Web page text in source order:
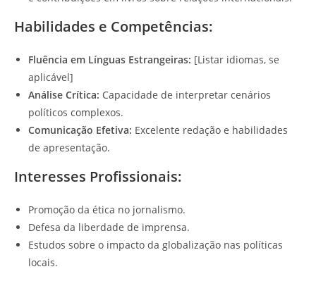
Habilidades e Competências:
Fluência em Línguas Estrangeiras: [Listar idiomas, se
aplicável]
Análise Crítica: Capacidade de interpretar cenários
políticos complexos.
Comunicação Efetiva: Excelente redação e habilidades
de apresentação.
Interesses Profissionais:
Promoção da ética no jornalismo.
Defesa da liberdade de imprensa.
Estudos sobre o impacto da globalização nas políticas
locais.